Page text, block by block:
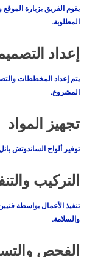
يقوم الفريق بزيارة
المطلوبة.
إعداد
يتم إعداد المخططات
المشروع.
تجهيز المواد
توفير ألواح الساندوتش
التركيب
تنفيذ الأعمال بواسطة
والسلامة.
الفحص